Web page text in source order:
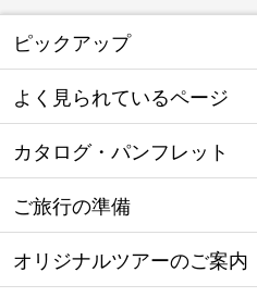
ピックアップ
よく見られているページ
カタログ・パンフレット
ご旅行の準備
オリジナルツアーのご案内